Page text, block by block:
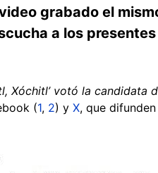
grabado el
a los
Xóchitl’ votó la
(1, 2) y X, que